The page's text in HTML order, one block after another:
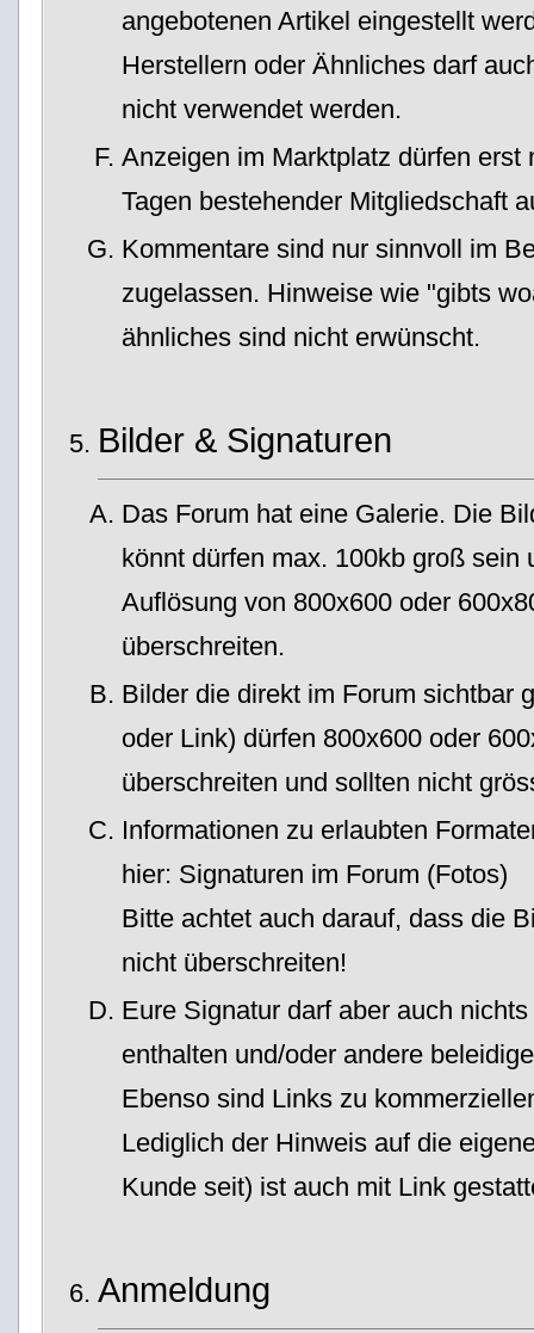
angebotenen Artikel eingestellt
Herstellern oder Ähnliches darf
nicht verwendet werden.
Anzeigen im Marktplatz dürfen erst
Tagen bestehender Mitgliedschaft
Kommentare sind nur sinnvoll im
zugelassen. Hinweise wie "gibts
ähnliches sind nicht erwünscht.
Bilder & Signaturen
Das Forum hat eine Galerie. Die
könnt dürfen max. 100kb groß sein
Auflösung von 800x600 oder
überschreiten.
Bilder die direkt im Forum sichtbar
oder Link) dürfen 800x600 oder
überschreiten und sollten nicht
Informationen zu erlaubten
hier: Signaturen im Forum (Fotos)
Bitte achtet auch darauf, dass die
nicht überschreiten!
Eure Signatur darf aber auch
enthalten und/oder andere
Ebenso sind Links zu
Lediglich der Hinweis auf die
Kunde seit) ist auch mit Link
Anmeldung